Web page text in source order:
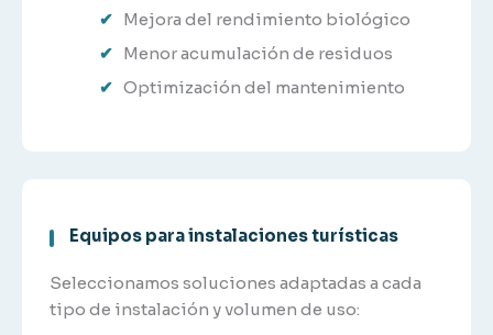
Mejora del rendimiento biológico
Menor acumulación de residuos
Optimización del mantenimiento
Equipos para instalaciones turísticas
Seleccionamos soluciones adaptadas a cada
tipo de instalación y volumen de uso: